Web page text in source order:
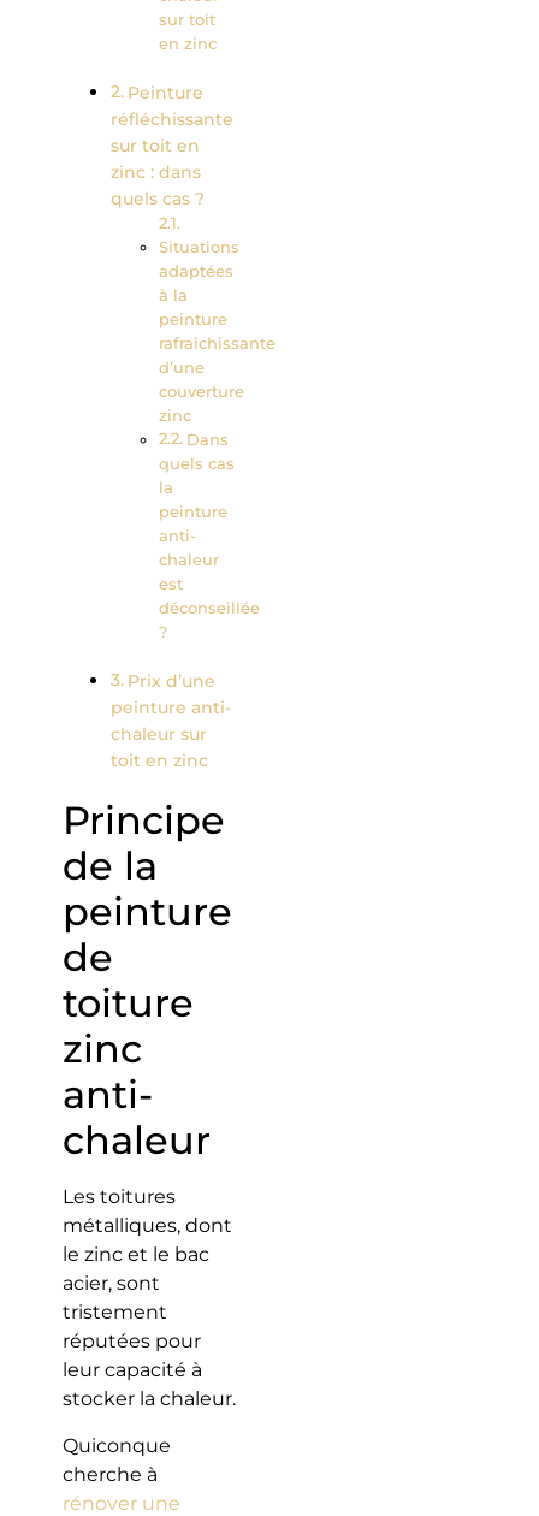
sur toit
en zinc
Peinture
réfléchissante
sur toit en
zinc : dans
quels cas ?
Situations
adaptées
à la
peinture
rafraîchissante
d’une
couverture
zinc
Dans
quels cas
la
peinture
anti-
chaleur
est
déconseillée
?
Prix d’une
peinture anti-
chaleur sur
toit en zinc
Principe
de la
peinture
de
toiture
zinc
anti-
chaleur
Les toitures
métalliques, dont
le zinc et le bac
acier, sont
tristement
réputées pour
leur capacité à
stocker la chaleur.
Quiconque
cherche à
rénover une